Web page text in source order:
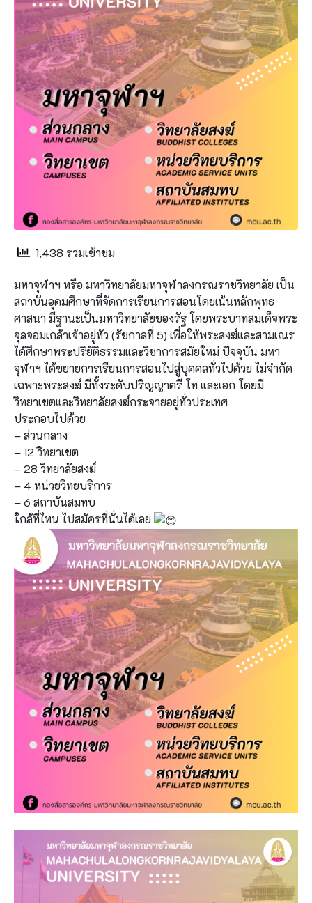
1,438 รวมเข้าชม
มหาจุฬาฯ หรือ มหาวิทยาลัยมหาจุฬาลงกรณราชวิทยาลัย เป็น
สถาบันอุดมศึกษาที่จัดการเรียนการสอนโดยเน้นหลักพุทธ
ศาสนา มีฐานะเป็นมหาวิทยาลัยของรัฐ โดยพระบาทสมเด็จพระ
จุลจอมเกล้าเจ้าอยู่หัว (รัชกาลที่ 5) เพื่อให้พระสงฆ์และสามเณร
ได้ศึกษาพระปริยัติธรรมและวิชาการสมัยใหม่ ปัจจุบัน มหา
จุฬาฯ ได้ขยายการเรียนการสอนไปสู่บุคคลทั่วไปด้วย ไม่จำกัด
เฉพาะพระสงฆ์ มีทั้งระดับปริญญาตรี โท และเอก โดยมี
วิทยาเขตและวิทยาลัยสงฆ์กระจายอยู่ทั่วประเทศ
ประกอบไปด้วย
– ส่วนกลาง
– 12 วิทยาเขต
– 28 วิทยาลัยสงฆ์
– 4 หน่วยวิทยบริการ
– 6 สถาบันสมทบ
ใกล้ที่ไหน ไปสมัครที่นั่นได้เลย